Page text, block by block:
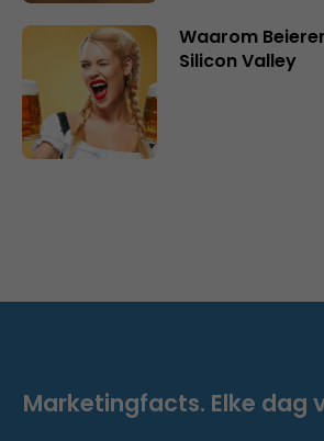
Waarom
Silicon Valley
Marketingfacts. Elke dag